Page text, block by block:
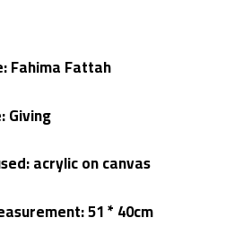
Fahima Fattah
Giving
acrylic on canvas
51 * 40cm